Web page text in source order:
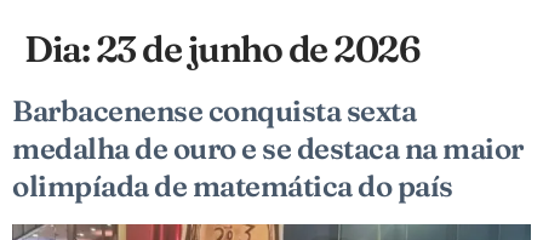
Dia:23 de junho de 2026
Barbacenense conquista sexta
medalha de ouro e se destaca na maior
olimpíada de matemática do país